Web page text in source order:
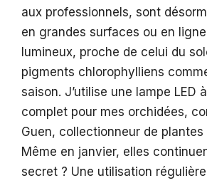
aux professionnels, sont
en grandes surfaces ou en
lumineux, proche de celui du
pigments chlorophylliens
saison. J’utilise une lampe LED
complet pour mes orchidées,
Guen, collectionneur de plantes
Même en janvier, elles
secret ? Une utilisation